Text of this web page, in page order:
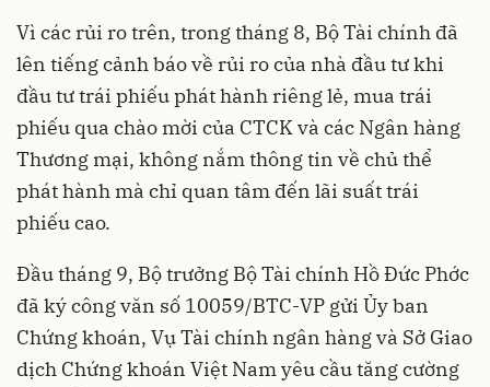
Vì các rủi ro trên, trong tháng 8, Bộ Tài chính đã
lên tiếng cảnh báo về rủi ro của nhà đầu tư khi
đầu tư trái phiếu phát hành riêng lẻ, mua trái
phiếu qua chào mời của CTCK và các Ngân hàng
Thương mại, không nắm thông tin về chủ thể
phát hành mà chỉ quan tâm đến lãi suất trái
phiếu cao.
Đầu tháng 9, Bộ trưởng Bộ Tài chính Hồ Đức Phớc
đã ký công văn số 10059/BTC-VP gửi Ủy ban
Chứng khoán, Vụ Tài chính ngân hàng và Sở Giao
dịch Chứng khoán Việt Nam yêu cầu tăng cường